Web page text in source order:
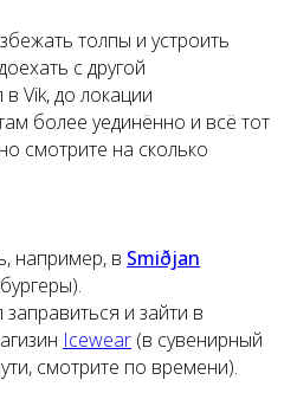
толпы и устроить
с другой
Vik, до локации
более уединённо и всё тот
смотрите на сколько
например, в Smiðjan
и зайти в
Icewear (в сувенирный
смотрите по времени).